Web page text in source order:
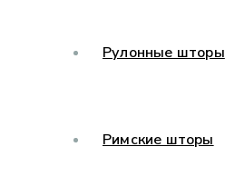
Рулонные шторы
Римские шторы